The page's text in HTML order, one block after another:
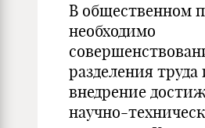
В общественном
необходимо
разделения труда
внедрение
научно-